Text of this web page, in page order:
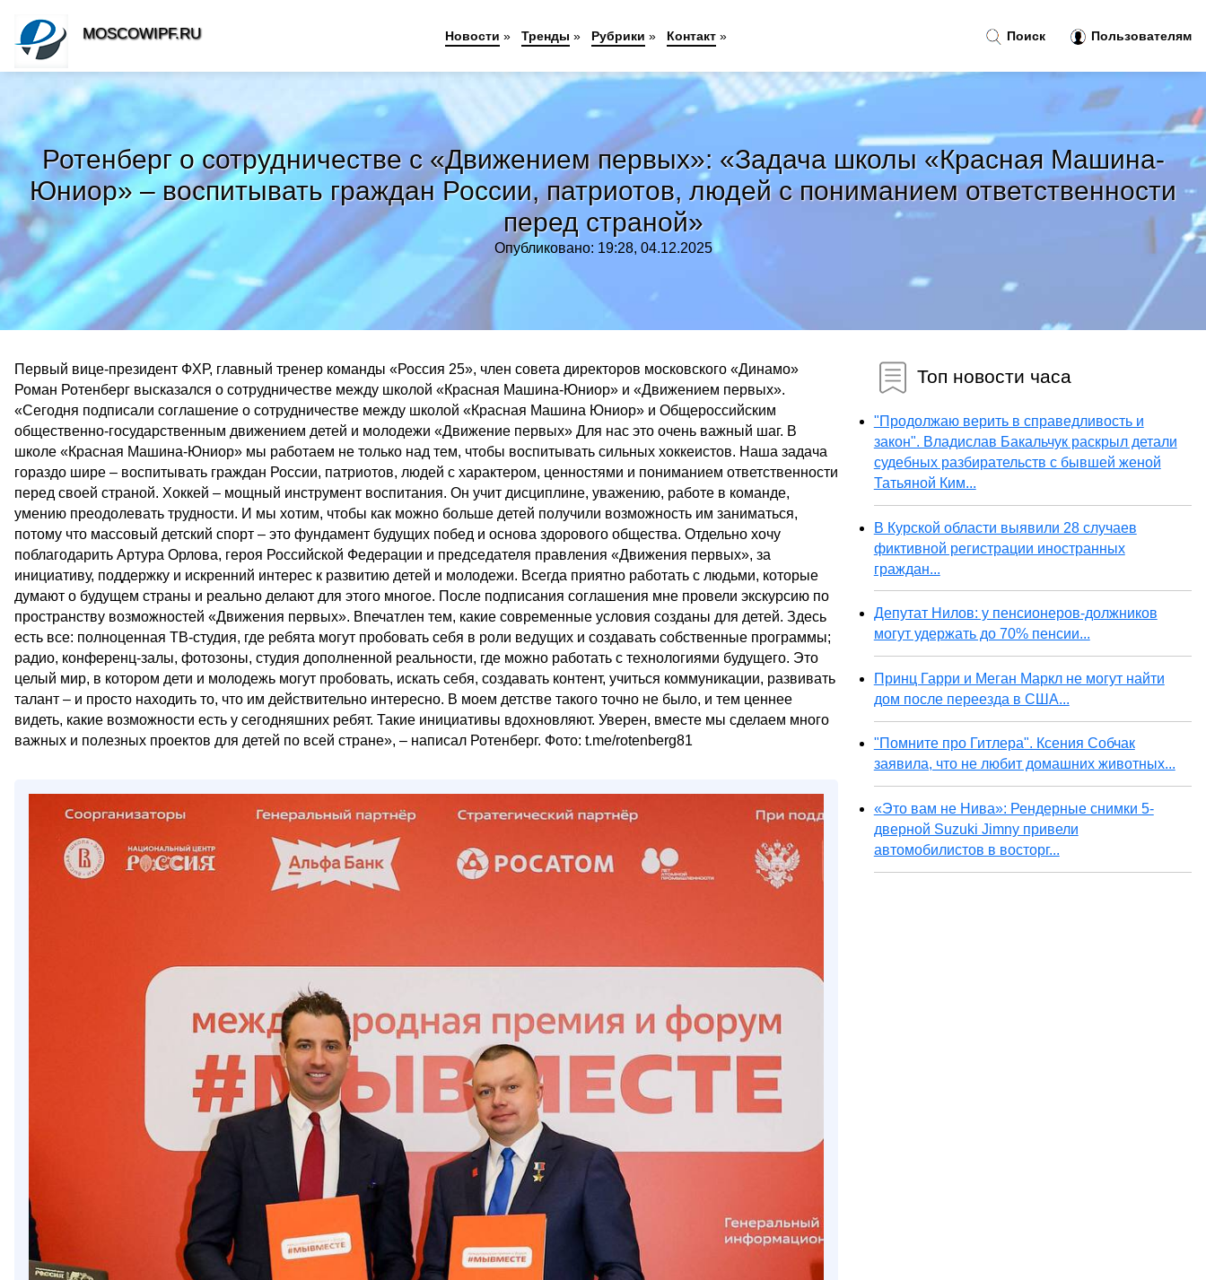
Ротенберг о сотрудничестве с «Движением первых»: «Задача школы «Красная Машина-
Юниор» – воспитывать граждан России, патриотов, людей с пониманием ответственности
перед страной»
Опубликовано: 19:28, 04.12.2025
Первый вице-президент ФХР, главный тренер команды «Россия 25», член совета директоров московского «Динамо»
Роман Ротенберг высказался о сотрудничестве между школой «Красная Машина-Юниор» и «Движением первых».
«Сегодня подписали соглашение о сотрудничестве между школой «Красная Машина Юниор» и Общероссийским
общественно-государственным движением детей и молодежи «Движение первых» Для нас это очень важный шаг. В
школе «Красная Машина-Юниор» мы работаем не только над тем, чтобы воспитывать сильных хоккеистов. Наша задача
гораздо шире – воспитывать граждан России, патриотов, людей с характером, ценностями и пониманием ответственности
перед своей страной. Хоккей – мощный инструмент воспитания. Он учит дисциплине, уважению, работе в команде,
умению преодолевать трудности. И мы хотим, чтобы как можно больше детей получили возможность им заниматься,
потому что массовый детский спорт – это фундамент будущих побед и основа здорового общества. Отдельно хочу
поблагодарить Артура Орлова, героя Российской Федерации и председателя правления «Движения первых», за
инициативу, поддержку и искренний интерес к развитию детей и молодежи. Всегда приятно работать с людьми, которые
думают о будущем страны и реально делают для этого многое. После подписания соглашения мне провели экскурсию по
пространству возможностей «Движения первых». Впечатлен тем, какие современные условия созданы для детей. Здесь
есть все: полноценная ТВ-студия, где ребята могут пробовать себя в роли ведущих и создавать собственные программы;
радио, конференц-залы, фотозоны, студия дополненной реальности, где можно работать с технологиями будущего. Это
целый мир, в котором дети и молодежь могут пробовать, искать себя, создавать контент, учиться коммуникации, развивать
талант – и просто находить то, что им действительно интересно. В моем детстве такого точно не было, и тем ценнее
видеть, какие возможности есть у сегодняшних ребят. Такие инициативы вдохновляют. Уверен, вместе мы сделаем много
важных и полезных проектов для детей по всей стране», – написал Ротенберг. Фото: t.me/rotenberg81
Топ новости часа
"Продолжаю верить в справедливость и
закон". Владислав Бакальчук раскрыл детали
судебных разбирательств с бывшей женой
Татьяной Ким...
В Курской области выявили 28 случаев
фиктивной регистрации иностранных
граждан...
Депутат Нилов: у пенсионеров-должников
могут удержать до 70% пенсии...
Принц Гарри и Меган Маркл не могут найти
дом после переезда в США...
"Помните про Гитлера". Ксения Собчак
заявила, что не любит домашних животных...
«Это вам не Нива»: Рендерные снимки 5-
дверной Suzuki Jimny привели
автомобилистов в восторг...
Поиск Пользователям
MOSCOWIPF.RU Новости » Тренды » Рубрики » Контакт »